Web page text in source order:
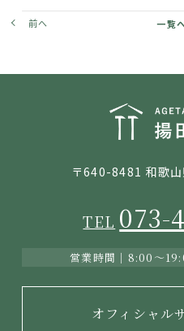
前へ 一覧
〒640-8481 和歌
TEL 073-
営業時間｜8:00〜
オフィシャル